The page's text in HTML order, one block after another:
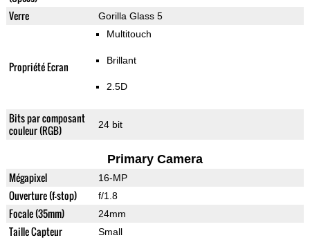
Verre Gorilla Glass 5
Propriété Ecran
Multitouch
Brillant
2.5D
Bits par composant
couleur (RGB)
24 bit
Primary Camera
Mégapixel 16-MP
Ouverture (f-stop) f/1.8
Focale (35mm) 24mm
Taille Capteur Small